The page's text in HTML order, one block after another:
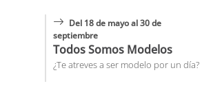
Del 18 de mayo al 30 de
septiembre
Todos Somos Modelos
¿Te atreves a ser modelo por un día?